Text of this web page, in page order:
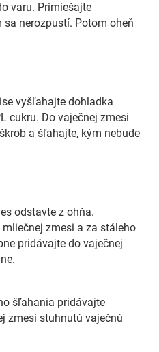
varu. Primiešajte
sa nerozpustí. Potom oheň
vyšľahajte dohladka
cukru. Do vaječnej zmesi
a šľahajte, kým nebude
odstavte z ohňa.
zmesi a za stáleho
pridávajte do vaječnej
šľahania pridávajte
zmesi stuhnutú vaječnú